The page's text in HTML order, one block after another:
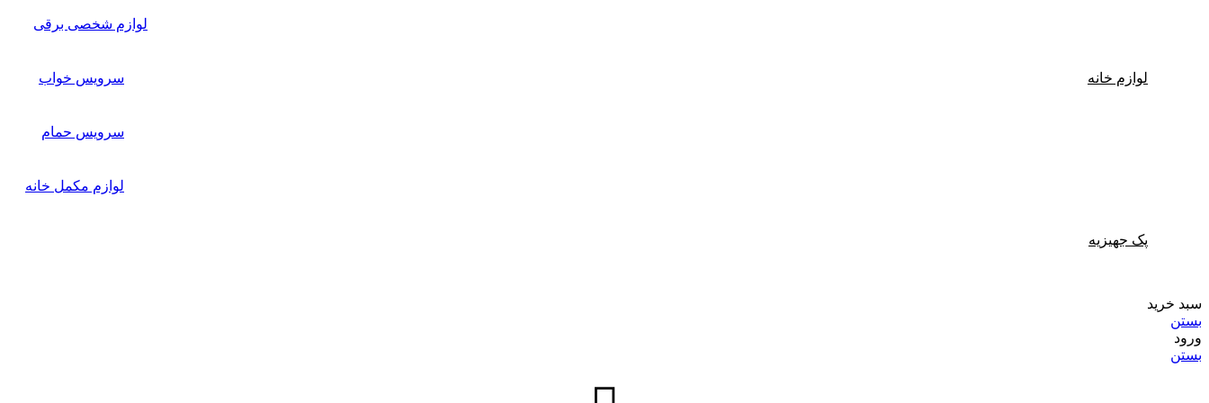
لوازم شخصی برقی
لوازم خانه سرویس خواب
سرویس حمام
لوازم مکمل خانه
پک جهیزیه
سبد خرید
بستن
ورود
بستن